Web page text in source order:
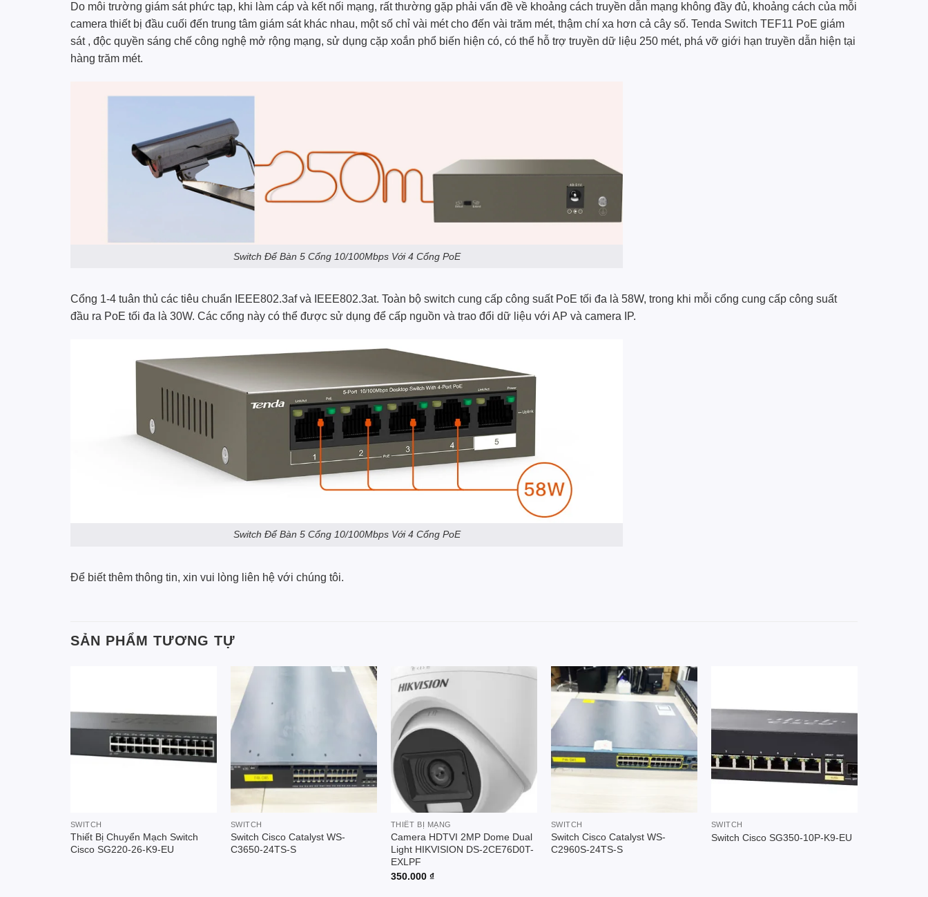
Do môi trường giám sát phức tạp, khi làm cáp và kết nối mạng, rất thường gặp phải vấn đề về khoảng cách truyền dẫn mạng không đầy đủ, khoảng cách của mỗi
camera thiết bị đầu cuối đến trung tâm giám sát khác nhau, một số chỉ vài mét cho đến vài trăm mét, thậm chí xa hơn cả cây số. Tenda Switch TEF11 PoE giám
sát , độc quyền sáng chế công nghệ mở rộng mạng, sử dụng cặp xoắn phổ biến hiện có, có thể hỗ trợ truyền dữ liệu 250 mét, phá vỡ giới hạn truyền dẫn hiện tại
hàng trăm mét.
Switch Để Bàn 5 Cổng 10/100Mbps Với 4 Cổng PoE
Cổng 1-4 tuân thủ các tiêu chuẩn IEEE802.3af và IEEE802.3at. Toàn bộ switch cung cấp công suất PoE tối đa là 58W, trong khi mỗi cổng cung cấp công suất
đầu ra PoE tối đa là 30W. Các cổng này có thể được sử dụng để cấp nguồn và trao đổi dữ liệu với AP và camera IP.
Switch Để Bàn 5 Cổng 10/100Mbps Với 4 Cổng PoE
Để biết thêm thông tin, xin vui lòng liên hệ với chúng tôi.
SẢN PHẨM TƯƠNG TỰ
wishlist
SWITCH
Thiết Bị Chuyển Mạch Switch
Cisco SG220-26-K9-EU
Add to
SWITCH
Switch Cisco Catalyst WS-
C3650-24TS-S
THIẾT BỊ MẠNG
Camera HDTVI 2MP Dome Dual
Light HIKVISION DS-2CE76D0T-
EXLPF
350.000 ₫
Add to
wishlist
SWITCH
Switch Cisco Catalyst WS-
C2960S-24TS-S
wishlist
SWITCH
Switch Cisco SG350-10P-K9-EU